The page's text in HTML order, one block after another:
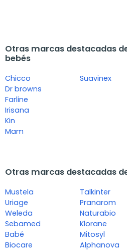
Otras marcas destacadas
bebés
Chicco
Dr browns
Farline
Irisana
Kin
Mam
Suavinex
Otras marcas destacadas
Mustela
Uriage
Weleda
Sebamed
Babé
Biocare
Talkinter
Pranarom
Naturabio
Klorane
Mitosyl
Alphanova